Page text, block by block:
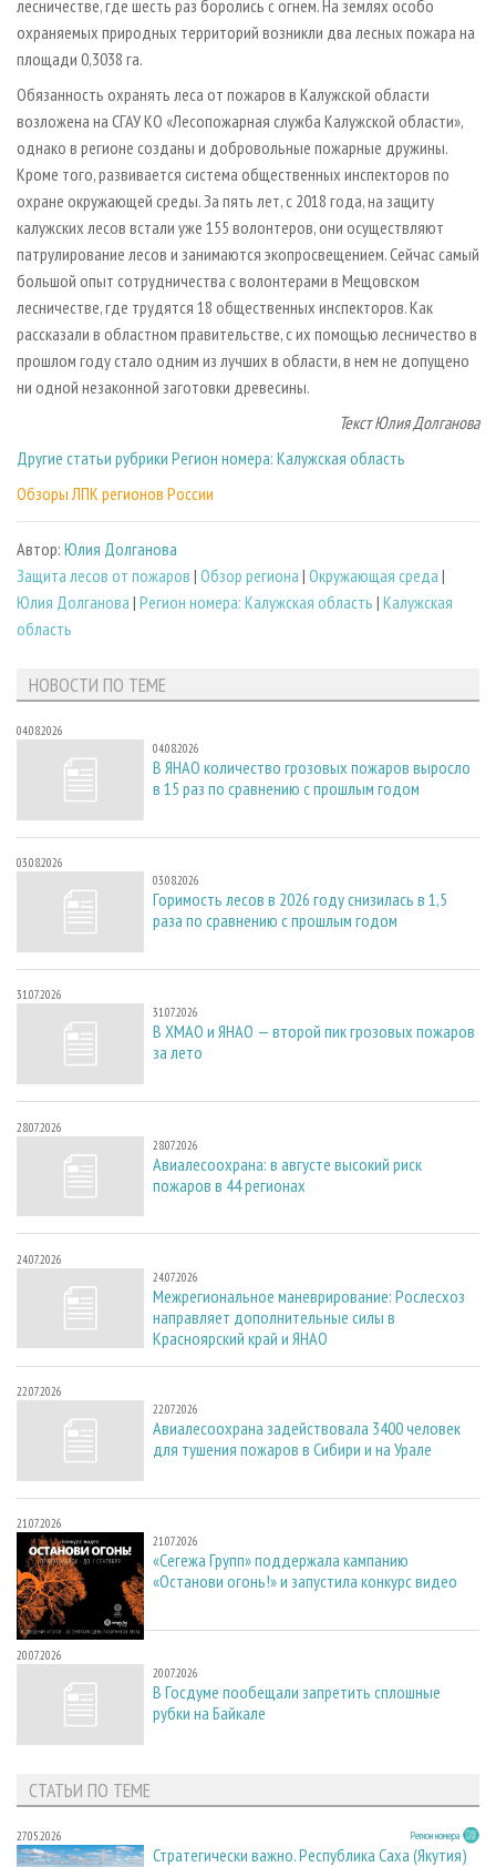
лесничестве, где шесть раз боролись с огнем. На землях особо
охраняемых природных территорий возникли два лесных пожара на
площади 0,3038 га.
Обязанность охранять леса от пожаров в Калужской области
возложена на СГАУ КО «Лесопожарная служба Калужской области»,
однако в регионе созданы и добровольные пожарные дружины.
Кроме того, развивается система общественных инспекторов по
охране окружающей среды. За пять лет, с 2018 года, на защиту
калужских лесов встали уже 155 волонтеров, они осуществляют
патрулирование лесов и занимаются экопросвещением. Сейчас самый
большой опыт сотрудничества с волонтерами в Мещовском
лесничестве, где трудятся 18 общественных инспекторов. Как
рассказали в областном правительстве, с их помощью лесничество в
прошлом году стало одним из лучших в области, в нем не допущено
ни одной незаконной заготовки древесины.
Текст Юлия Долганова
Другие статьи рубрики Регион номера: Калужская область
Обзоры ЛПК регионов России
Автор: Юлия Долганова
Защита лесов от пожаров | Обзор региона | Окружающая среда |
Юлия Долганова | Регион номера: Калужская область | Калужская
область
НОВОСТИ ПО ТЕМЕ
04.08.2026
04.08.2026
В ЯНАО количество грозовых пожаров выросло
в 15 раз по сравнению с прошлым годом
03.08.2026
03.08.2026
Горимость лесов в 2026 году снизилась в 1,5
раза по сравнению с прошлым годом
31.07.2026
31.07.2026
В ХМАО и ЯНАО — второй пик грозовых пожаров
за лето
28.07.2026
28.07.2026
Авиалесоохрана: в августе высокий риск
пожаров в 44 регионах
24.07.2026
24.07.2026
Межрегиональное маневрирование: Рослесхоз
направляет дополнительные силы в
Красноярский край и ЯНАО
22.07.2026
22.07.2026
Авиалесоохрана задействовала 3400 человек
для тушения пожаров в Сибири и на Урале
21.07.2026
21.07.2026
«Сегежа Групп» поддержала кампанию
«Останови огонь!» и запустила конкурс видео
20.07.2026
20.07.2026
В Госдуме пообещали запретить сплошные
рубки на Байкале
СТАТЬИ ПО ТЕМЕ
27.05.2026 Регион номера
Стратегически важно. Республика Саха (Якутия)